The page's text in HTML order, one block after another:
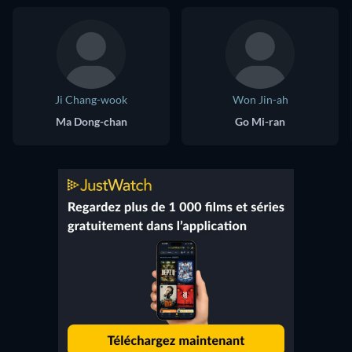
Ji Chang-wook
Ma Dong-chan
Won Jin-ah
Go Mi-ran